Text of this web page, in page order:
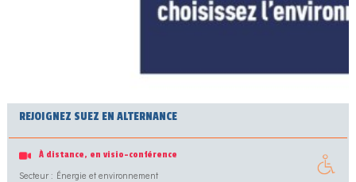
REJOIGNEZ SUEZ EN ALTERNANCE
À distance, en visio-conférence
Secteur : Énergie et environnement